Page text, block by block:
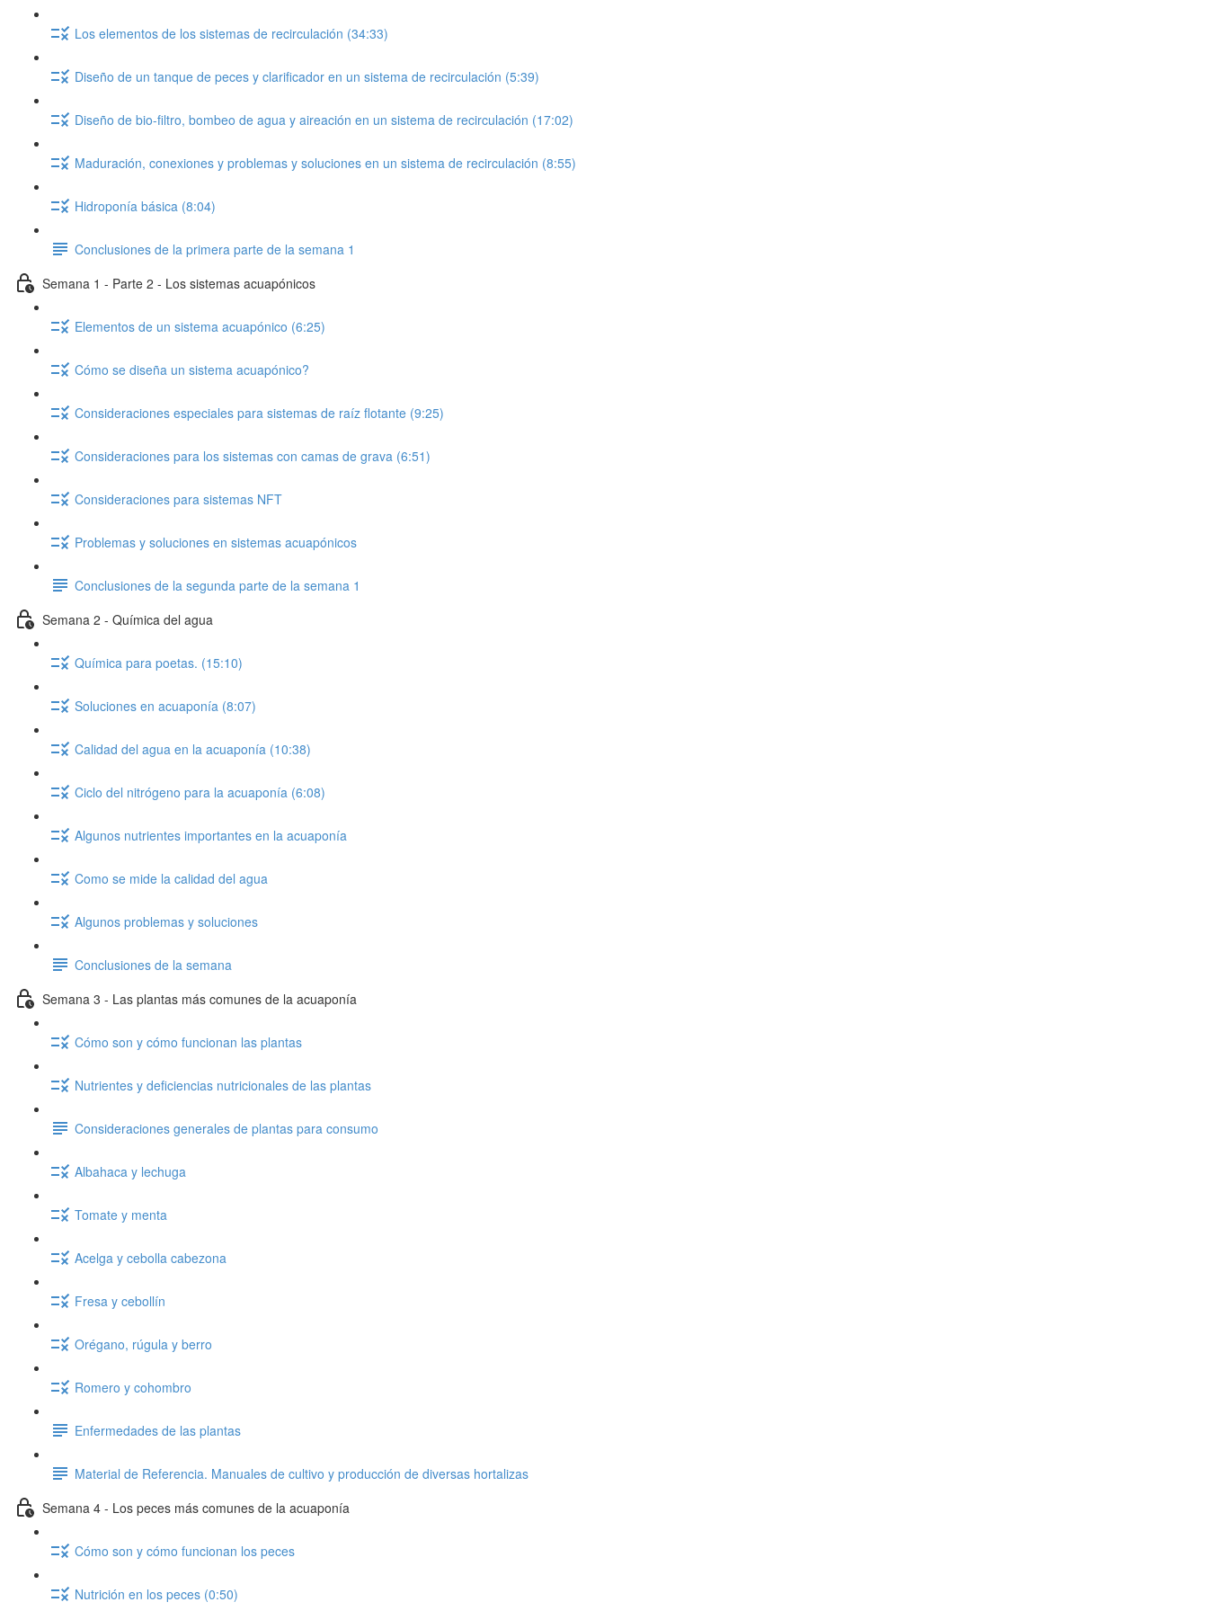
Los elementos de los sistemas de recirculación (34:33)
Diseño de un tanque de peces y clarificador en un sistema de recirculación (5:39)
Diseño de bio-filtro, bombeo de agua y aireación en un sistema de recirculación (17:02)
Maduración, conexiones y problemas y soluciones en un sistema de recirculación (8:55)
Hidroponía básica (8:04)
Conclusiones de la primera parte de la semana 1
Semana 1 - Parte 2 - Los sistemas acuapónicos
Elementos de un sistema acuapónico (6:25)
Cómo se diseña un sistema acuapónico?
Consideraciones especiales para sistemas de raíz flotante (9:25)
Consideraciones para los sistemas con camas de grava (6:51)
Consideraciones para sistemas NFT
Problemas y soluciones en sistemas acuapónicos
Conclusiones de la segunda parte de la semana 1
Semana 2 - Química del agua
Química para poetas. (15:10)
Soluciones en acuaponía (8:07)
Calidad del agua en la acuaponía (10:38)
Ciclo del nitrógeno para la acuaponía (6:08)
Algunos nutrientes importantes en la acuaponía
Como se mide la calidad del agua
Algunos problemas y soluciones
Conclusiones de la semana
Semana 3 - Las plantas más comunes de la acuaponía
Cómo son y cómo funcionan las plantas
Nutrientes y deficiencias nutricionales de las plantas
Consideraciones generales de plantas para consumo
Albahaca y lechuga
Tomate y menta
Acelga y cebolla cabezona
Fresa y cebollín
Orégano, rúgula y berro
Romero y cohombro
Enfermedades de las plantas
Material de Referencia. Manuales de cultivo y producción de diversas hortalizas
Semana 4 - Los peces más comunes de la acuaponía
Cómo son y cómo funcionan los peces
Nutrición en los peces (0:50)